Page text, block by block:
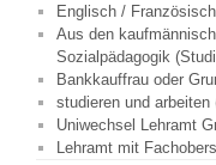
Englisch /
Aus den
Sozialpädagogik
Bankkauffrau oder
studieren und arbeiten
Uniwechsel Lehramt
Lehramt mit